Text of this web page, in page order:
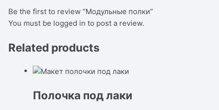
Be the first to review “Модульные полки”
You must be logged in to post a review.
Related products
Полочка под лаки